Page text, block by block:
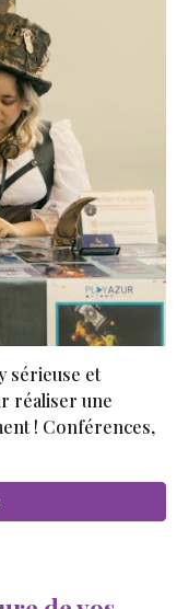
sérieuse et
réaliser une
! Conférences,